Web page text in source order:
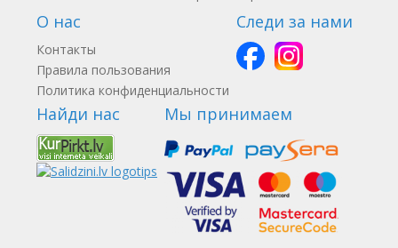
О нас
Контакты
Правила пользования
Политика конфиденциальности
Следи за нами
Найди нас Мы принимаем